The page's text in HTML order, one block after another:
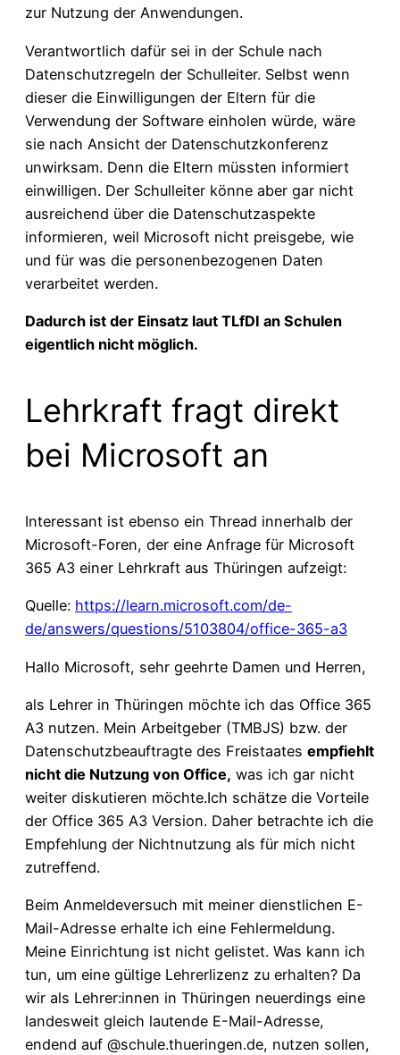
zur Nutzung der Anwendungen.
Verantwortlich dafür sei in der Schule nach
Datenschutzregeln der Schulleiter. Selbst wenn
dieser die Einwilligungen der Eltern für die
Verwendung der Software einholen würde, wäre
sie nach Ansicht der Datenschutzkonferenz
unwirksam. Denn die Eltern müssten informiert
einwilligen. Der Schulleiter könne aber gar nicht
ausreichend über die Datenschutzaspekte
informieren, weil Microsoft nicht preisgebe, wie
und für was die personenbezogenen Daten
verarbeitet werden.
Dadurch ist der Einsatz laut TLfDI an Schulen
eigentlich nicht möglich.
Lehrkraft fragt direkt
bei Microsoft an
Interessant ist ebenso ein Thread innerhalb der
Microsoft-Foren, der eine Anfrage für Microsoft
365 A3 einer Lehrkraft aus Thüringen aufzeigt:
Quelle: https://learn.microsoft.com/de-
de/answers/questions/5103804/office-365-a3
Hallo Microsoft, sehr geehrte Damen und Herren,
als Lehrer in Thüringen möchte ich das Office 365
A3 nutzen. Mein Arbeitgeber (TMBJS) bzw. der
Datenschutzbeauftragte des Freistaates empfiehlt
nicht die Nutzung von Office, was ich gar nicht
weiter diskutieren möchte.Ich schätze die Vorteile
der Office 365 A3 Version. Daher betrachte ich die
Empfehlung der Nichtnutzung als für mich nicht
zutreffend.
Beim Anmeldeversuch mit meiner dienstlichen E-
Mail-Adresse erhalte ich eine Fehlermeldung.
Meine Einrichtung ist nicht gelistet. Was kann ich
tun, um eine gültige Lehrerlizenz zu erhalten? Da
wir als Lehrer:innen in Thüringen neuerdings eine
landesweit gleich lautende E-Mail-Adresse,
endend auf @schule.thueringen.de, nutzen sollen,